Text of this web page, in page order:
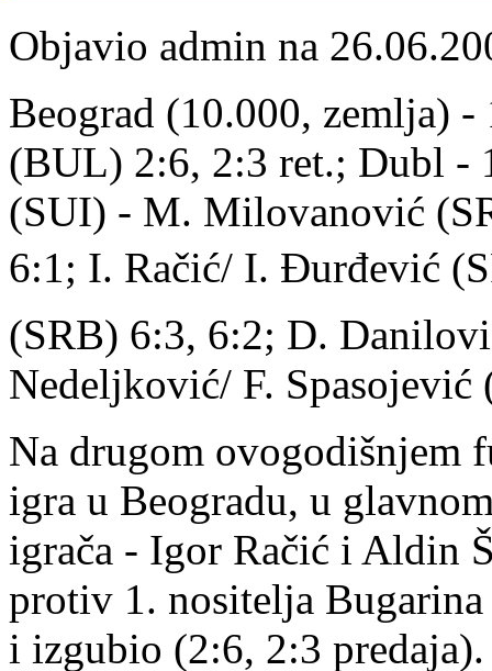
Objavio admin na
Beograd (10.000, zemlja)
(BUL) 2:6, 2:3 ret.; Dubl -
(SUI) - M. Milovanović
6:1; I. Račić/ I. Đurđević
(SRB) 6:3, 6:2; D.
Nedeljković/ F. Spasojević
Na drugom ovogodišnjem
igra u Beogradu, u
igrača - Igor Račić i Aldin
protiv 1. nositelja
i izgubio (2:6, 2:3 predaja).